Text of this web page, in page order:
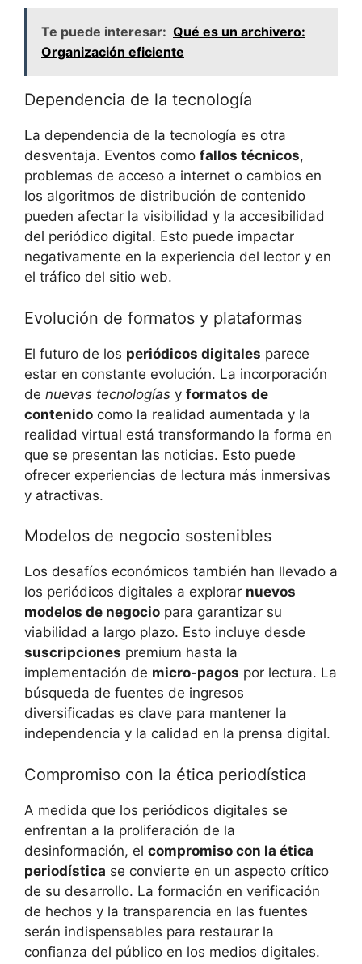
Te puede interesar: Qué es un archivero:
Organización eficiente
Dependencia de la tecnología
La dependencia de la tecnología es otra
desventaja. Eventos como fallos técnicos,
problemas de acceso a internet o cambios en
los algoritmos de distribución de contenido
pueden afectar la visibilidad y la accesibilidad
del periódico digital. Esto puede impactar
negativamente en la experiencia del lector y en
el tráfico del sitio web.
Evolución de formatos y plataformas
El futuro de los periódicos digitales parece
estar en constante evolución. La incorporación
de nuevas tecnologías y formatos de
contenido como la realidad aumentada y la
realidad virtual está transformando la forma en
que se presentan las noticias. Esto puede
ofrecer experiencias de lectura más inmersivas
y atractivas.
Modelos de negocio sostenibles
Los desafíos económicos también han llevado a
los periódicos digitales a explorar nuevos
modelos de negocio para garantizar su
viabilidad a largo plazo. Esto incluye desde
suscripciones premium hasta la
implementación de micro-pagos por lectura. La
búsqueda de fuentes de ingresos
diversificadas es clave para mantener la
independencia y la calidad en la prensa digital.
Compromiso con la ética periodística
A medida que los periódicos digitales se
enfrentan a la proliferación de la
desinformación, el compromiso con la ética
periodística se convierte en un aspecto crítico
de su desarrollo. La formación en verificación
de hechos y la transparencia en las fuentes
serán indispensables para restaurar la
confianza del público en los medios digitales.